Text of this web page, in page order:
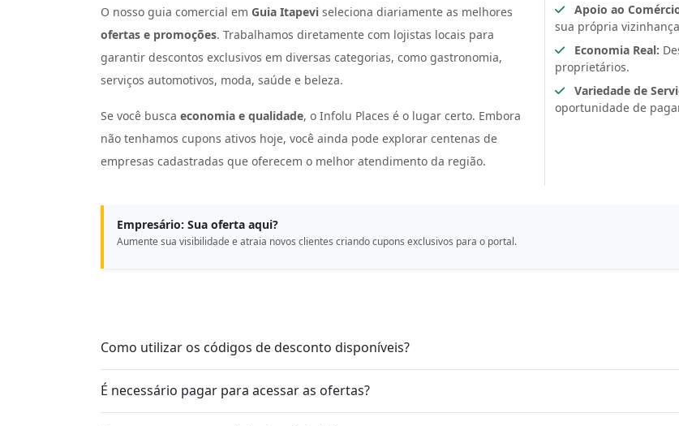
O nosso guia comercial em Guia Itapevi seleciona diariamente as melhores
ofertas e promoções. Trabalhamos diretamente com lojistas locais para
garantir descontos exclusivos em diversas categorias, como gastronomia,
serviços automotivos, moda, saúde e beleza.
Se você busca economia e qualidade, o Infolu Places é o lugar certo. Embora
não tenhamos cupons ativos hoje, você ainda pode explorar centenas de
empresas cadastradas que oferecem o melhor atendimento da região.
Apoio ao
sua própria
Economia Real:
proprietários.
Variedade de
oportunidade de
Empresário: Sua oferta aqui?
Aumente sua visibilidade e atraia novos clientes criando cupons exclusivos para o portal.
Como utilizar os códigos de desconto disponíveis?
É necessário pagar para acessar as ofertas?